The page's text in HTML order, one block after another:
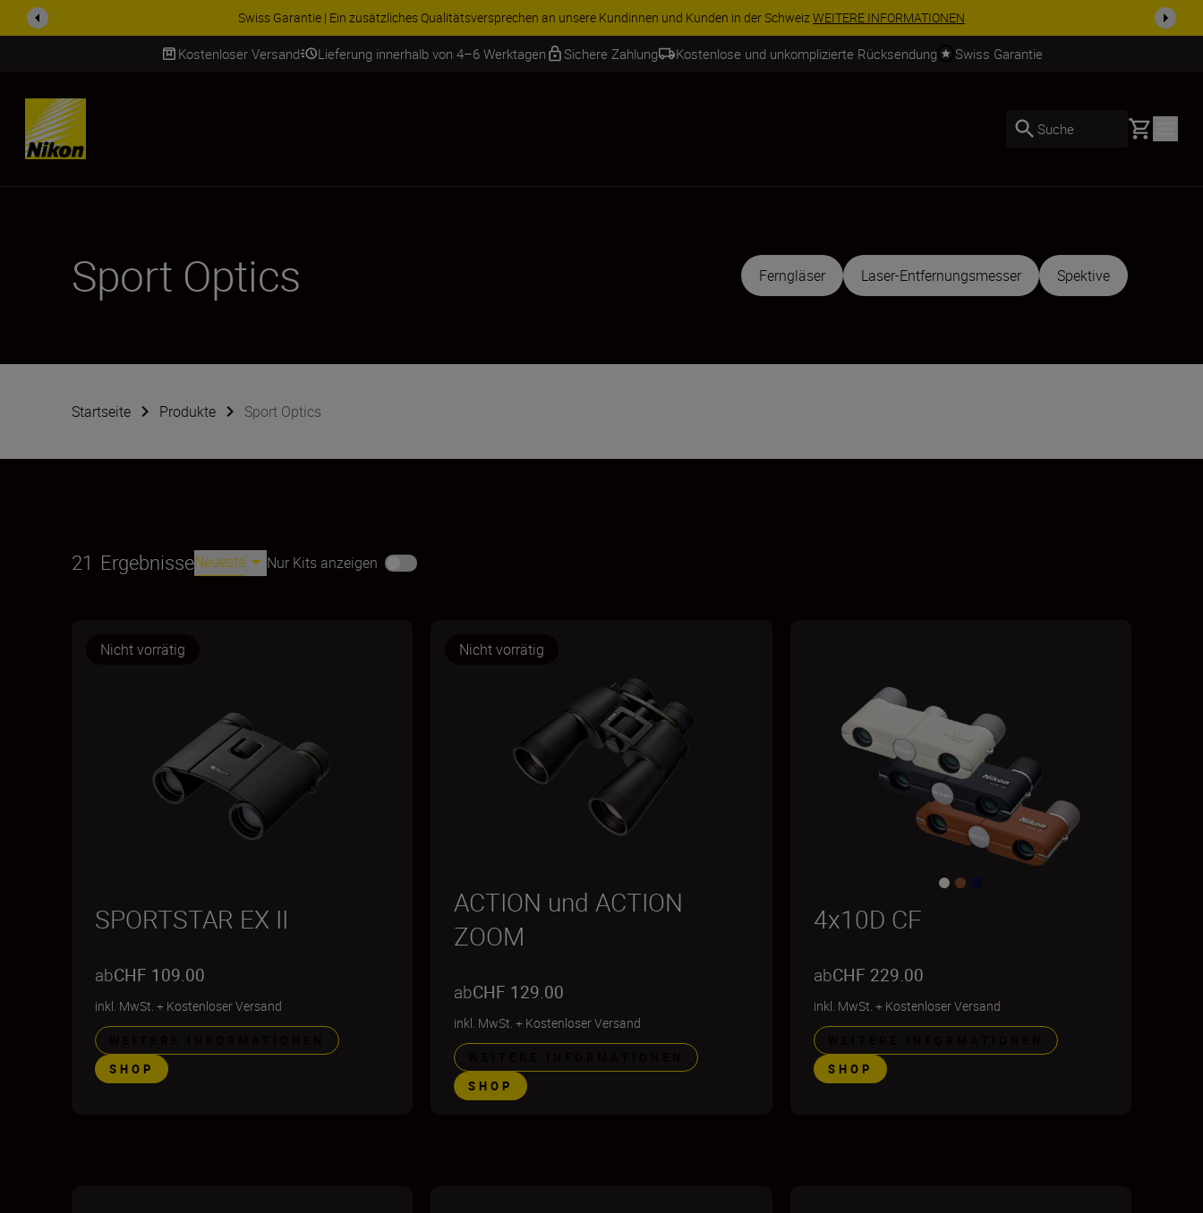
ZUBEHÖR IM ANGEBOT | Sparen Sie 15 % auf ausgewähltes Zubehör und vervollständigen Sie Ihre Ausrüstu...Jetzt einkaufen
Kostenloser Versand Lieferung innerhalb von 4–6 Werktagen Sichere Zahlung Kostenlose und unkomplizierte Rücksendung Swiss Garantie
SKIP
Suche Basket
Sport Optics Ferngläser Laser-Entfernungsmesser Spektive
Startseite Produkte Sport Optics
21 ErgebnisseNeueste Nur Kits anzeigen
Nicht vorrätig
SPORTSTAR EX II
abCHF 109.00
inkl. MwSt. + Kostenloser Versand
SHOP
Nicht vorrätig
ACTION und ACTION
ZOOM
abCHF 129.00
inkl. MwSt. + Kostenloser Versand
SHOP
4x10D CF
abCHF 229.00
inkl. MwSt. + Kostenloser Versand
SHOP